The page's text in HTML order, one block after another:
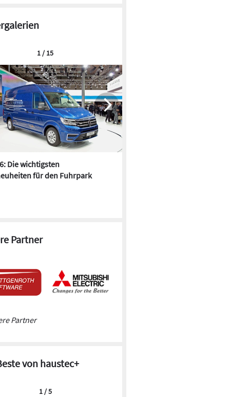
Die wichtigsten
für den Fuhrpark
1 / 15
Partner
Partner
von haustec+
1 / 5